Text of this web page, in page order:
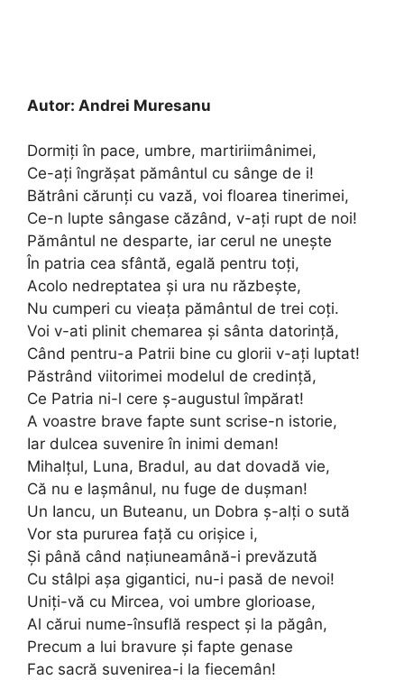
Autor: Andrei Muresanu
Dormiţi în pace, umbre, martiriimânimei,
Ce-aţi îngrăşat pământul cu sânge de i!
Bătrâni cărunţi cu vază, voi floarea tinerimei,
Ce-n lupte sângase căzând, v-aţi rupt de noi!
Pământul ne desparte, iar cerul ne uneşte
În patria cea sfântă, egală pentru toţi,
Acolo nedreptatea şi ura nu răzbeşte,
Nu cumperi cu vieaţa pământul de trei coţi.
Voi v-ati plinit chemarea şi sânta datorinţă,
Când pentru-a Patrii bine cu glorii v-aţi luptat!
Păstrând viitorimei modelul de credinţă,
Ce Patria ni-l cere ş-augustul împărat!
A voastre brave fapte sunt scrise-n istorie,
Iar dulcea suvenire în inimi deman!
Mihalţul, Luna, Bradul, au dat dovadă vie,
Că nu e laşmânul, nu fuge de duşman!
Un Iancu, un Buteanu, un Dobra ş-alţi o sută
Vor sta pururea faţă cu orişice i,
Şi până când naţiuneamână-i prevăzută
Cu stâlpi aşa gigantici, nu-i pasă de nevoi!
Uniţi-vă cu Mircea, voi umbre glorioase,
Al cărui nume-însuflă respect şi la păgân,
Precum a lui bravure şi fapte genase
Fac sacră suvenirea-i la fiecemân!